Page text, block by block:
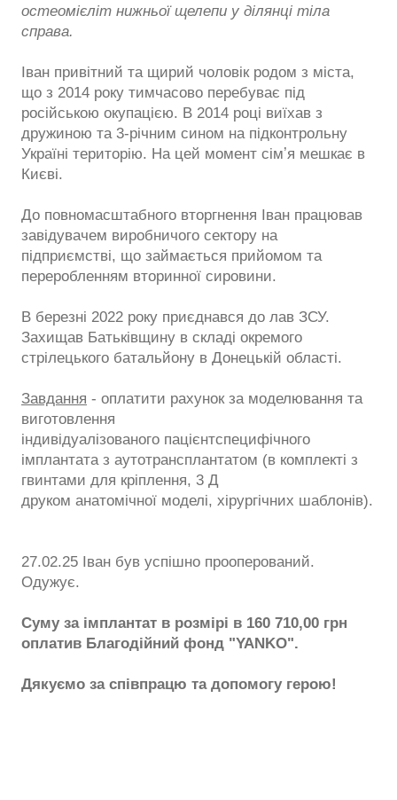
остеомієліт нижньої щелепи у ділянці тіла
справа.
Іван привітний та щирий чоловік родом з міста,
що з 2014 року тимчасово перебуває під
російською окупацією. В 2014 році виїхав з
дружиною та 3-річним сином на підконтрольну
Україні територію. На цей момент сімʼя мешкає в
Києві.
До повномасштабного вторгнення Іван працював
завідувачем виробничого сектору на
підприємстві, що займається прийомом та
переробленням вторинної сировини.
В березні 2022 року приєднався до лав ЗСУ.
Захищав Батьківщину в складі окремого
стрілецького батальйону в Донецькій області.
Завдання - оплатити рахунок за моделювання та
виготовлення
індивідуалізованого пацієнтспецифічного
імплантата з аутотрансплантатом (в комплекті з
гвинтами для кріплення, 3 Д
друком анатомічної моделі, хірургічних шаблонів).
27.02.25 Іван був успішно прооперований.
Одужує.
Суму за імплантат в розмірі в 160 710,00 грн
оплатив Благодійний фонд "YANKO".
Дякуємо за співпрацю та допомогу герою!